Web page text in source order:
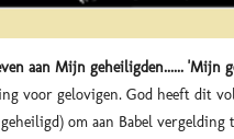
aan Mijn geheiligden...... 'Mijn
voor gelovigen. God heeft dit
om aan Babel vergelding